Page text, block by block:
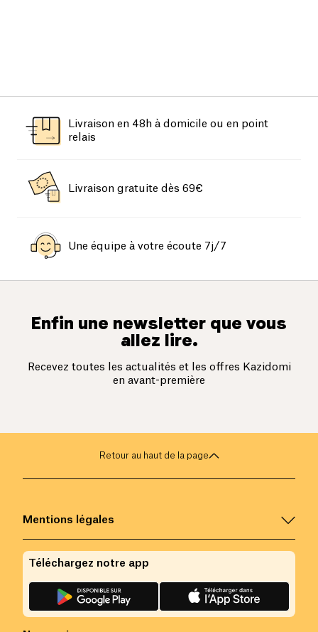
Livraison en 48h à domicile ou en point
relais
Livraison gratuite dès 69€
Une équipe à votre écoute 7j/7
Enfin une newsletter que vous
allez lire.
Recevez toutes les actualités et les offres Kazidomi
en avant-première
Retour au haut de la page
Mentions légales
Téléchargez notre app